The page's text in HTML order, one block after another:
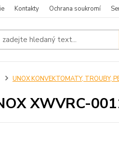
Kontakty Ochrana soukromí
UNOX KONVEKTOMATY, TROUBY,
XWVRC-